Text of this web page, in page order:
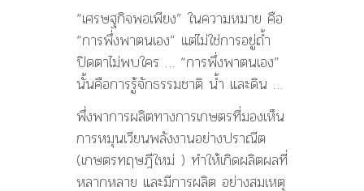
“เศรษฐกิจพอเพียง” ในความหมาย คือ
“การพึ่งพาตนเอง” แต่ไม่ใช่การอยู่ถ้ำ
ปิดตาไม่พบใคร … “การพึ่งพาตนเอง”
นั้นคือการรู้จักธรรมชาติ น้ำ และดิน …
พึ่งพาการผลิตทางการเกษตรที่มองเห็น
การหมุนเวียนพลังงานอย่างปราณีต
(เกษตรทฤษฎีใหม่ ) ทำให้เกิดผลิตผลที่
หลากหลาย และมีการผลิต อย่างสมเหตุ